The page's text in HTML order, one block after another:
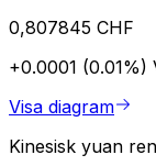
0,807845 CHF
+0.0001 (0.01%)
Visa diagram
Kinesisk yuan